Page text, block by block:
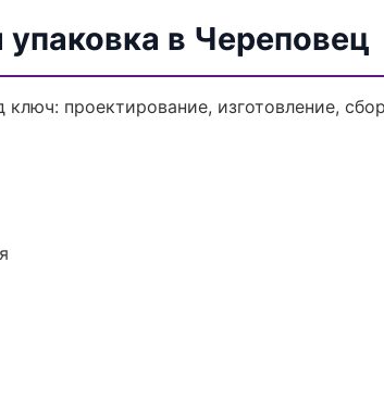
в Череповец
проектирование, изготовление,